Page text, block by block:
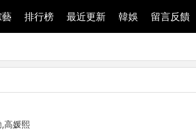
排行榜 最近更新 韓娛 留言反饋
高媛熙